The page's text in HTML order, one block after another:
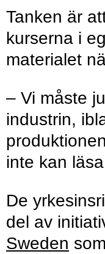
Tanken är
kurserna i
materialet
– Vi måste
industrin,
inte kan
De
del av
Sweden